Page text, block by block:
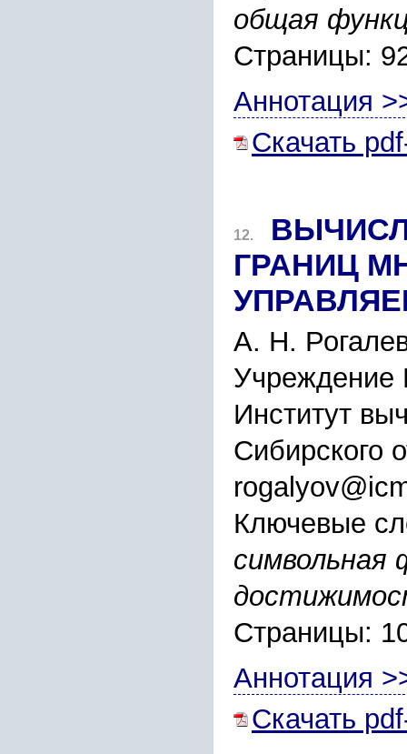
общая
Страницы:
Аннотация
Скачать
12.
ГРАНИЦ
А. Н.
Учреждение
Институт
Сибирского
Ключевые
символьная
Страницы:
Аннотация
Скачать